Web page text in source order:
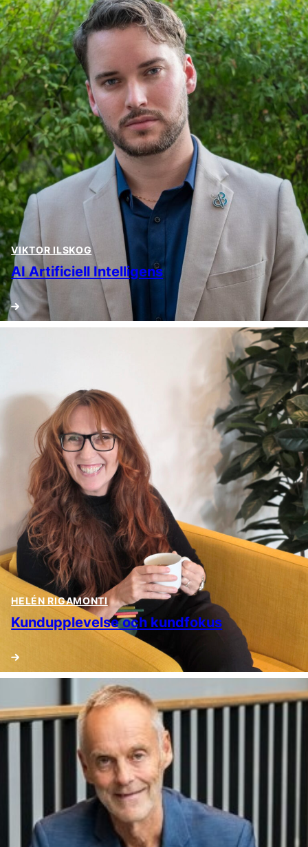
VIKTOR ILSKOG
AI Artificiell Intelligens
HELÉN RIGAMONTI
Kundupplevelse och kundfokus